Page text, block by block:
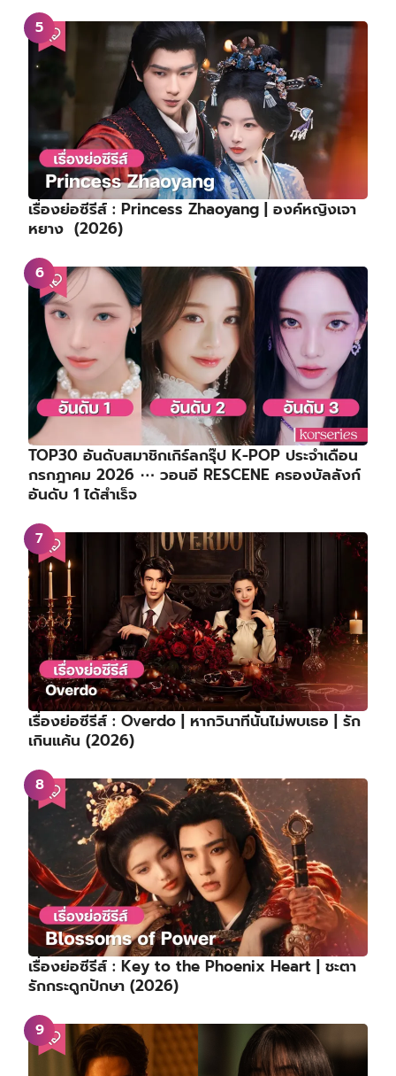
เรื่องย่อซีรีส์ : Princess Zhaoyang | องค์หญิงเจา
หยาง (2026)
TOP30 อันดับสมาชิกเกิร์ลกรุ๊ป K-POP ประจำเดือน
กรกฎาคม 2026 ⋯ วอนอี RESCENE ครองบัลลังก์
อันดับ 1 ได้สำเร็จ
เรื่องย่อซีรีส์ : Overdo | หากวินาทีนั้นไม่พบเธอ | รัก
เกินแค้น (2026)
เรื่องย่อซีรีส์ : Key to the Phoenix Heart | ชะตา
รักกระดูกปักษา (2026)